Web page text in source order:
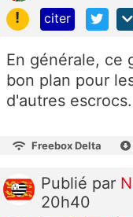
!
citer
En générale, ce
bon plan pour
d'autres
Freebox Delta
Publié par
20h40